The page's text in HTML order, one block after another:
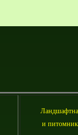
Л
и питомник